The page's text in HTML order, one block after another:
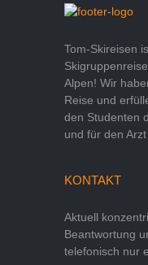
Tom-Skireisen
Alpen! Wir
Reise und
den Studenten
und für den
KONTAKT
Aktuell
Beantwortung
telefonisch nur